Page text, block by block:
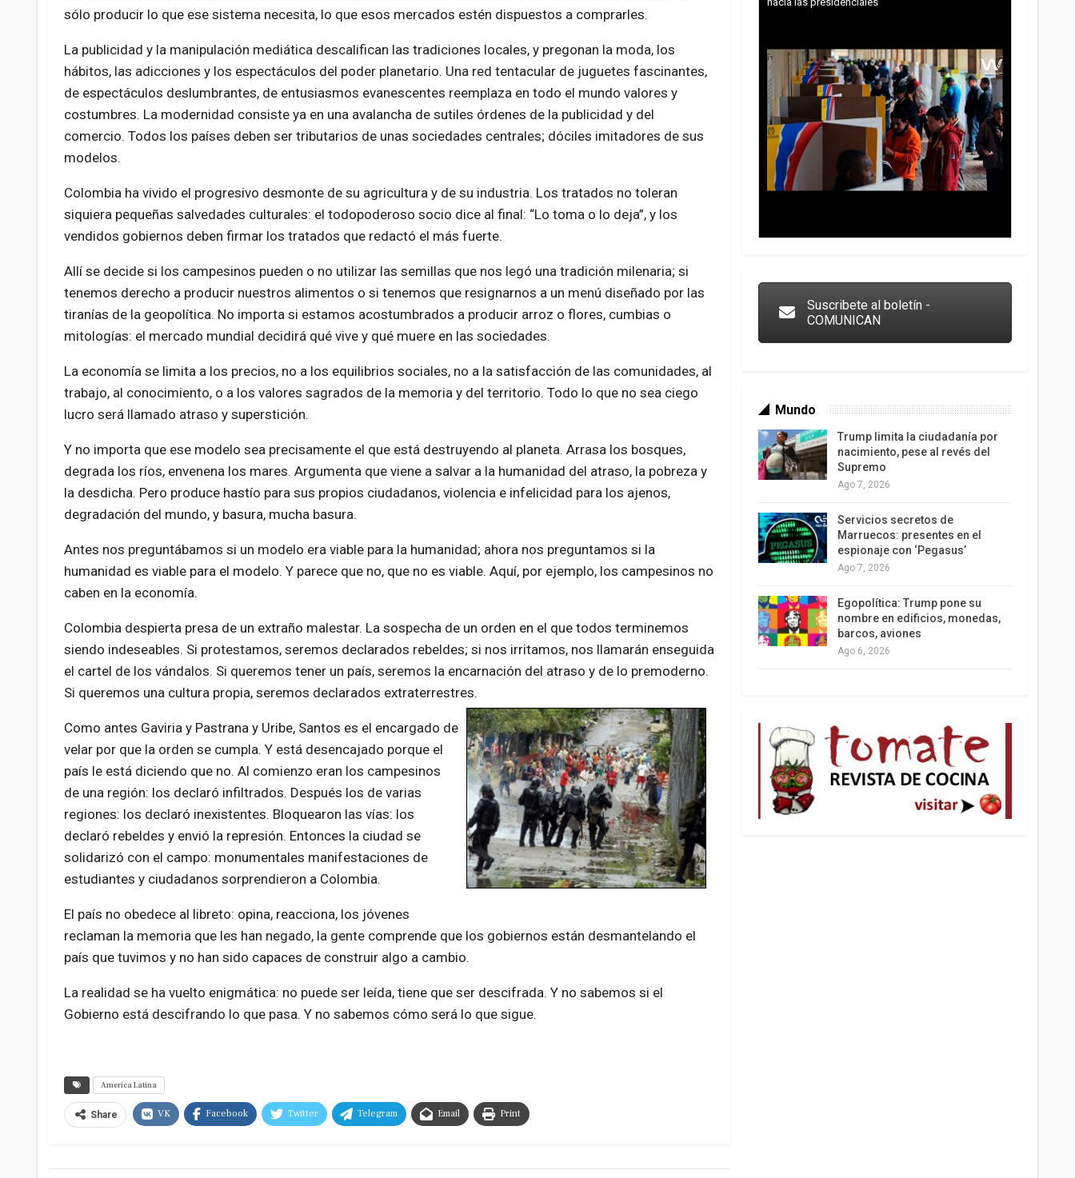
sólo producir lo que ese sistema necesita, lo que esos mercados estén dispuestos a comprarles.
La publicidad y la manipulación mediática descalifican las tradiciones locales, y pregonan la moda, los
hábitos, las adicciones y los espectáculos del poder planetario. Una red tentacular de juguetes fascinantes,
de espectáculos deslumbrantes, de entusiasmos evanescentes reemplaza en todo el mundo valores y
costumbres. La modernidad consiste ya en una avalancha de sutiles órdenes de la publicidad y del
comercio. Todos los países deben ser tributarios de unas sociedades centrales; dóciles imitadores de sus
modelos.
Colombia ha vivido el progresivo desmonte de su agricultura y de su industria. Los tratados no toleran
siquiera pequeñas salvedades culturales: el todopoderoso socio dice al final: “Lo toma o lo deja”, y los
vendidos gobiernos deben firmar los tratados que redactó el más fuerte.
Allí se decide si los campesinos pueden o no utilizar las semillas que nos legó una tradición milenaria; si
tenemos derecho a producir nuestros alimentos o si tenemos que resignarnos a un menú diseñado por las
tiranías de la geopolítica. No importa si estamos acostumbrados a producir arroz o flores, cumbias o
mitologías: el mercado mundial decidirá qué vive y qué muere en las sociedades.
La economía se limita a los precios, no a los equilibrios sociales, no a la satisfacción de las comunidades, al
trabajo, al conocimiento, o a los valores sagrados de la memoria y del territorio. Todo lo que no sea ciego
lucro será llamado atraso y superstición.
Y no importa que ese modelo sea precisamente el que está destruyendo al planeta. Arrasa los bosques,
degrada los ríos, envenena los mares. Argumenta que viene a salvar a la humanidad del atraso, la pobreza y
la desdicha. Pero produce hastío para sus propios ciudadanos, violencia e infelicidad para los ajenos,
degradación del mundo, y basura, mucha basura.
Antes nos preguntábamos si un modelo era viable para la humanidad; ahora nos preguntamos si la
humanidad es viable para el modelo. Y parece que no, que no es viable. Aquí, por ejemplo, los campesinos no
caben en la economía.
Colombia despierta presa de un extraño malestar. La sospecha de un orden en el que todos terminemos
siendo indeseables. Si protestamos, seremos declarados rebeldes; si nos irritamos, nos llamarán enseguida
el cartel de los vándalos. Si queremos tener un país, seremos la encarnación del atraso y de lo premoderno.
Si queremos una cultura propia, seremos declarados extraterrestres.
Como antes Gaviria y Pastrana y Uribe, Santos es el encargado de
velar por que la orden se cumpla. Y está desencajado porque el
país le está diciendo que no. Al comienzo eran los campesinos
de una región: los declaró infiltrados. Después los de varias
regiones: los declaró inexistentes. Bloquearon las vías: los
declaró rebeldes y envió la represión. Entonces la ciudad se
solidarizó con el campo: monumentales manifestaciones de
estudiantes y ciudadanos sorprendieron a Colombia.
El país no obedece al libreto: opina, reacciona, los jóvenes
reclaman la memoria que les han negado, la gente comprende que los gobiernos están desmantelando el
país que tuvimos y no han sido capaces de construir algo a cambio.
La realidad se ha vuelto enigmática: no puede ser leída, tiene que ser descifrada. Y no sabemos si el
Gobierno está descifrando lo que pasa. Y no sabemos cómo será lo que sigue.
America Latina
Share VK Facebook Twitter Telegram Email Print
Suscribete al boletín -
COMUNICAN
Mundo
Trump limita la ciudadanía por
nacimiento, pese al revés del
Supremo
Ago 7, 2026
Servicios secretos de
Marruecos: presentes en el
espionaje con ‘Pegasus’
Ago 7, 2026
Egopolítica: Trump pone su
nombre en edificios, monedas,
barcos, aviones
Ago 6, 2026